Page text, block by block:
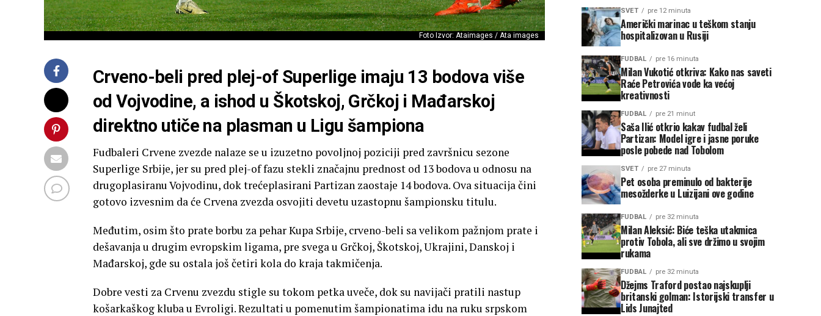
Foto Izvor: Ataimages / Ata images
Crveno-beli pred plej-of Superlige imaju 13 bodova više
od Vojvodine, a ishod u Škotskoj, Grčkoj i Mađarskoj
direktno utiče na plasman u Ligu šampiona
Fudbaleri Crvene zvezde nalaze se u izuzetno povoljnoj poziciji pred završnicu sezone
Superlige Srbije, jer su pred plej-of fazu stekli značajnu prednost od 13 bodova u odnosu na
drugoplasiranu Vojvodinu, dok trećeplasirani Partizan zaostaje 14 bodova. Ova situacija čini
gotovo izvesnim da će Crvena zvezda osvojiti devetu uzastopnu šampionsku titulu.
Međutim, osim što prate borbu za pehar Kupa Srbije, crveno-beli sa velikom pažnjom prate i
dešavanja u drugim evropskim ligama, pre svega u Grčkoj, Škotskoj, Ukrajini, Danskoj i
Mađarskoj, gde su ostala još četiri kola do kraja takmičenja.
Dobre vesti za Crvenu zvezdu stigle su tokom petka uveče, dok su navijači pratili nastup
košarkaškog kluba u Evroligi. Rezultati u pomenutim šampionatima idu na ruku srpskom
SVET pre 12 minuta
Američki marinac u teškom stanju
hospitalizovan u Rusiji
FUDBAL pre 16 minuta
Milan Vukotić otkriva: Kako nas saveti
Raće Petrovića vode ka većoj
kreativnosti
FUDBAL pre 21 minut
Saša Ilić otkrio kakav fudbal želi
Partizan: Model igre i jasne poruke
posle pobede nad Tobolom
SVET pre 27 minuta
Pet osoba preminulo od bakterije
mesožderke u Luizijani ove godine
FUDBAL pre 32 minuta
Milan Aleksić: Biće teška utakmica
protiv Tobola, ali sve držimo u svojim
rukama
FUDBAL pre 32 minuta
Džejms Traford postao najskuplji
britanski golman: Istorijski transfer u
Lids Junajted